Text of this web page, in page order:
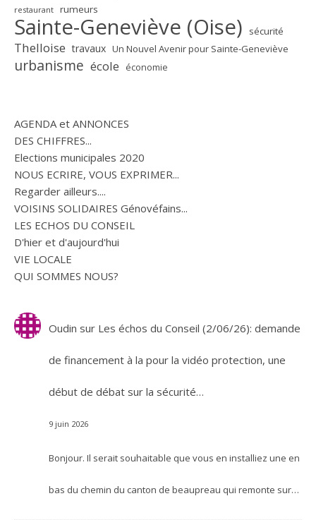
restaurant rumeurs
Sainte-Geneviève (Oise) sécurité
Thelloise travaux Un Nouvel Avenir pour Sainte-Geneviève
urbanisme école économie
AGENDA et ANNONCES
DES CHIFFRES...
Elections municipales 2020
NOUS ECRIRE, VOUS EXPRIMER...
Regarder ailleurs....
VOISINS SOLIDAIRES Génovéfains...
LES ECHOS DU CONSEIL
D'hier et d'aujourd'hui
VIE LOCALE
QUI SOMMES NOUS?
Oudin sur Les échos du Conseil (2/06/26): demande
de financement à la pour la vidéo protection, une
début de débat sur la sécurité…
9 juin 2026
Bonjour. Il serait souhaitable que vous en installiez une en
bas du chemin du canton de beaupreau qui remonte sur…